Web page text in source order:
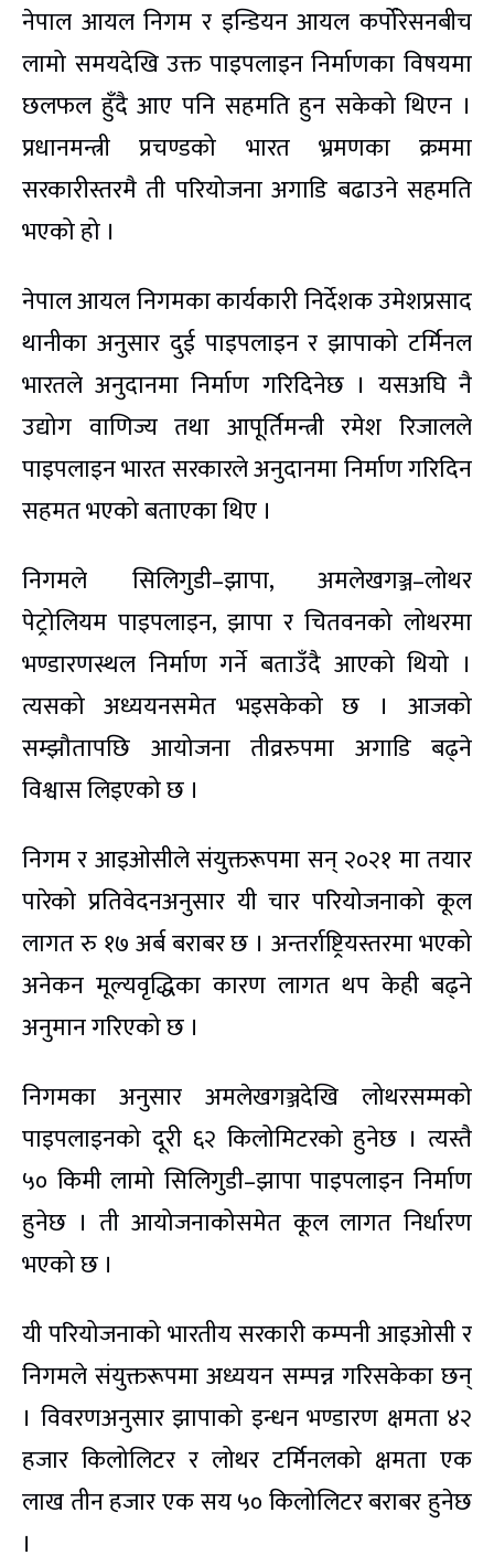
नेपाल आयल निगम र इन्डियन आयल कर्पोरेसनबीच
लामो समयदेखि उक्त पाइपलाइन निर्माणका विषयमा
छलफल हुँदै आए पनि सहमति हुन सकेको थिएन ।
प्रधानमन्त्री प्रचण्डको भारत भ्रमणका क्रममा
सरकारीस्तरमै ती परियोजना अगाडि बढाउने सहमति
भएको हो ।
नेपाल आयल निगमका कार्यकारी निर्देशक उमेशप्रसाद
थानीका अनुसार दुई पाइपलाइन र झापाको टर्मिनल
भारतले अनुदानमा निर्माण गरिदिनेछ । यसअघि नै
उद्योग वाणिज्य तथा आपूर्तिमन्त्री रमेश रिजालले
पाइपलाइन भारत सरकारले अनुदानमा निर्माण गरिदिन
सहमत भएको बताएका थिए ।
निगमले सिलिगुडी–झापा, अमलेखगञ्ज–लोथर
पेट्रोलियम पाइपलाइन, झापा र चितवनको लोथरमा
भण्डारणस्थल निर्माण गर्ने बताउँदै आएको थियो ।
त्यसको अध्ययनसमेत भइसकेको छ । आजको
सम्झौतापछि आयोजना तीव्ररुपमा अगाडि बढ्ने
विश्वास लिइएको छ ।
निगम र आइओसीले संयुक्तरूपमा सन् २०२१ मा तयार
पारेको प्रतिवेदनअनुसार यी चार परियोजनाको कूल
लागत रु १७ अर्ब बराबर छ । अन्तर्राष्ट्रियस्तरमा भएको
अनेकन मूल्यवृद्धिका कारण लागत थप केही बढ्ने
अनुमान गरिएको छ ।
निगमका अनुसार अमलेखगञ्जदेखि लोथरसम्मको
पाइपलाइनको दूरी ६२ किलोमिटरको हुनेछ । त्यस्तै
५० किमी लामो सिलिगुडी–झापा पाइपलाइन निर्माण
हुनेछ । ती आयोजनाकोसमेत कूल लागत निर्धारण
भएको छ ।
यी परियोजनाको भारतीय सरकारी कम्पनी आइओसी र
निगमले संयुक्तरूपमा अध्ययन सम्पन्न गरिसकेका छन्
। विवरणअनुसार झापाको इन्धन भण्डारण क्षमता ४२
हजार किलोलिटर र लोथर टर्मिनलको क्षमता एक
लाख तीन हजार एक सय ५० किलोलिटर बराबर हुनेछ
।